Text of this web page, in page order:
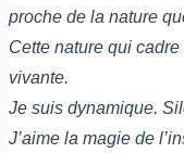
proche de la nature
Cette nature qui
vivante.
Je suis dynamique.
J’aime la magie de